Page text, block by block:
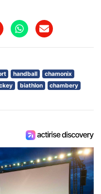
handball
chamonix
biathlon
chambery